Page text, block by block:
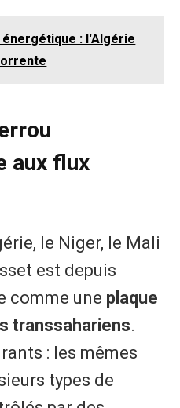
: l'Algérie
aux flux
le Niger, le Mali
est depuis
comme une plaque
transsahariens.
: les mêmes
types de